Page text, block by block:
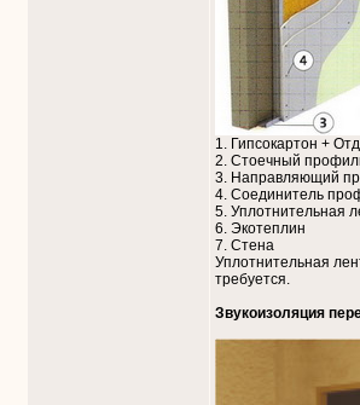
1. Гипсокартон +
2. Стоечный
3. Направляющий
4. Соединитель
5. Уплотнительная
6. Экотеплин
7. Стена
Уплотнительная
требуется.
Звукоизоляция